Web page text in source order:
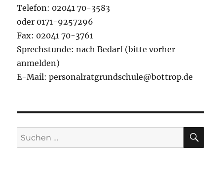
Telefon: 02041 70-3583
oder 0171-9257296
Fax: 02041 70-3761
Sprechstunde: nach Bedarf (bitte vorher
anmelden)
E-Mail: personalratgrundschule@bottrop.de
Suchen
nach: